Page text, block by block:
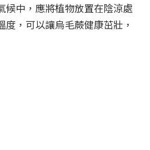
候中，應將植物放置在陰涼處
，可以讓烏毛蕨健康茁壯，